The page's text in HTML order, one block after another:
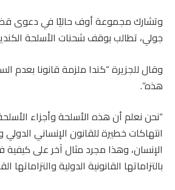
وتشارك مجموعة أوف حاليًا في دعوى
جولي، تطالب بوقف شحنات الأسلحة
وقال للجزيرة “كندا ملزمة قانونا بعدم
هذه”.
“نحن نعلم أن هذه الأسلحة وأجزاء
انتهاكات خطيرة للقانون الإنساني
الإنسان، وهذا مجرد مثال آخر على
بالتزاماتها القانونية الدولية والتزاماتها